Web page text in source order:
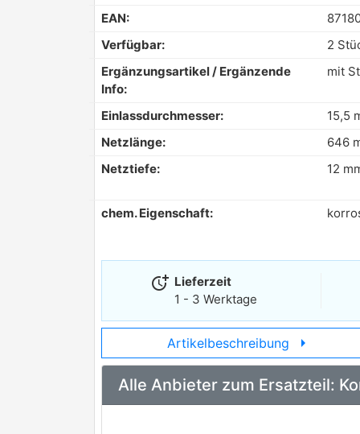
EAN:
Verfügbar:
2
Ergänzungsartikel / Ergänzende
Info:
mit
Einlassdurchmesser: 15,5
Netzlänge:
646
Netztiefe:
12
chem. Eigenschaft:
more_time Lieferzeit
1 - 3 Werktage
Artikelbeschreibung arrow_right
Alle Anbieter zum Ersatzteil: